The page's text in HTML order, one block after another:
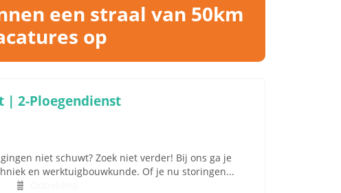
een straal van 50km
op
| 2-Ploegendienst
niet schuwt? Zoek niet verder! Bij ons ga je
en werktuigbouwkunde. Of je nu storingen...